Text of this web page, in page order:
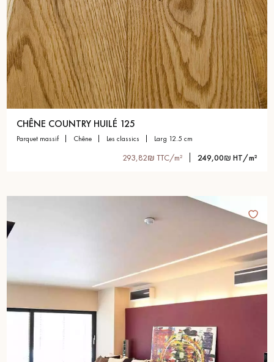
CHÊNE COUNTRY HUILÉ 125
parquet massif chêne les classics larg 12.5 cm
293,82₪ TTC/m² 249,00₪ HT/m²